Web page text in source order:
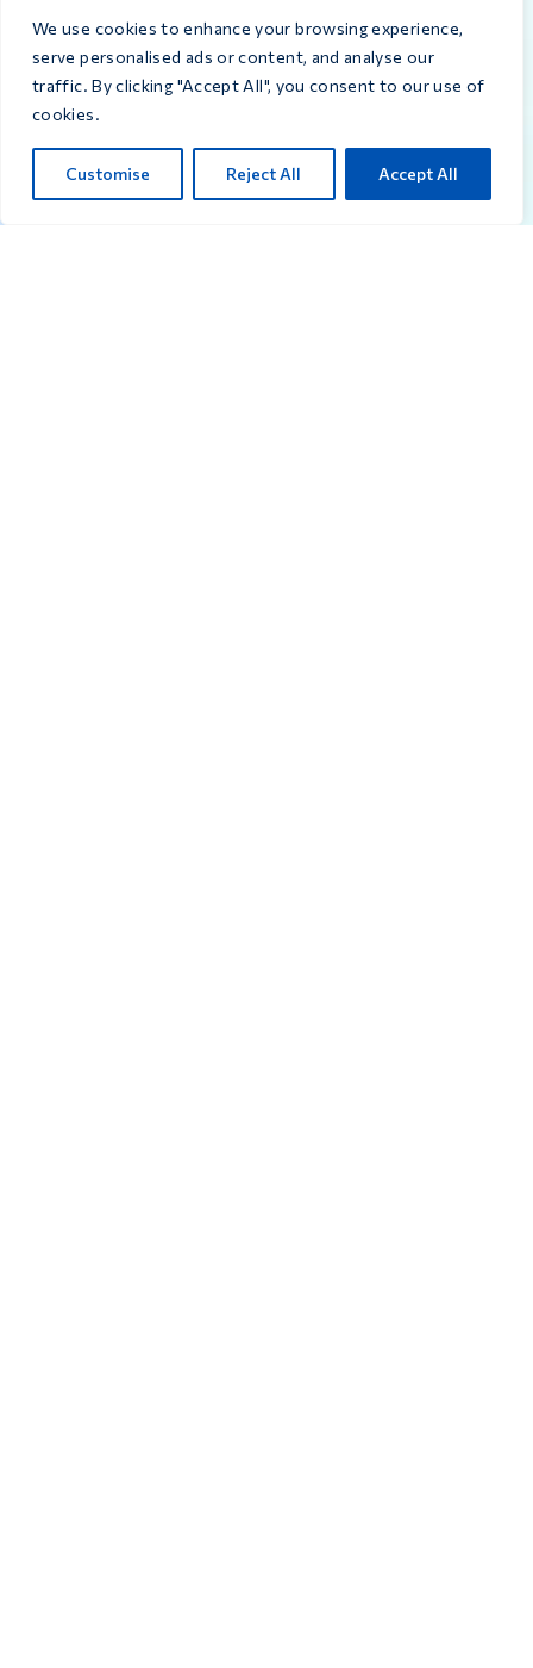
We use cookies to enhance your browsing experience,
serve personalised ads or content, and analyse our
traffic. By clicking "Accept All", you consent to our use of
cookies.
Customise Reject All Accept All
allgemeine
Wohlbefinden und zur
Vorbeugung abdeckt.
KONTAKT